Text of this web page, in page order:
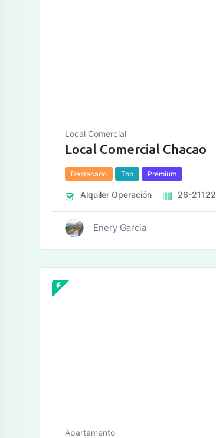
Local Comercial
Local Comercial Chacao
Destacado Top Premium
Alquiler Operación 26-21122
Enery Garcia
Apartamento